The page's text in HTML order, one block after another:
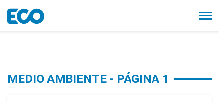
MEDIO AMBIENTE - PÁGINA 1